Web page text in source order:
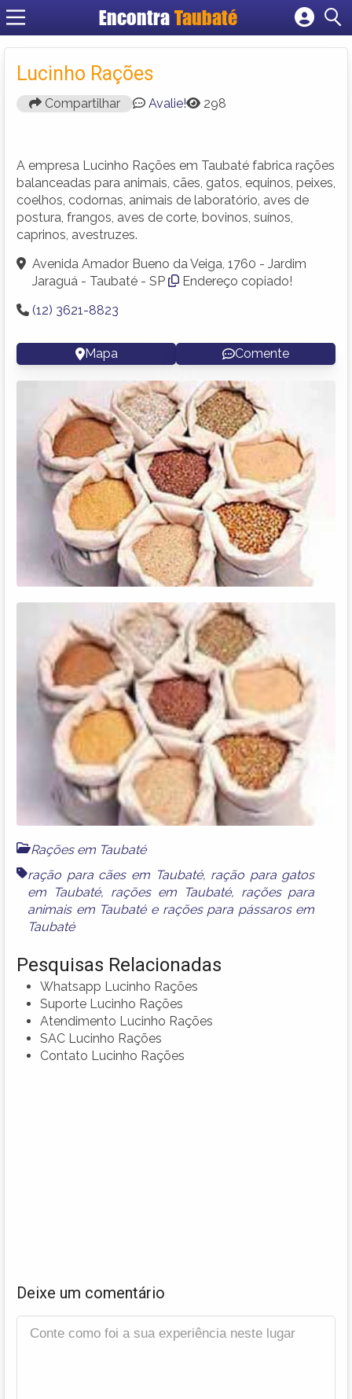
EncontraTaubaté
Cadastrar empresa
Lucinho Rações
Compartilhar Avalie! 298
A empresa Lucinho Rações em Taubaté fabrica rações
balanceadas para animais, cães, gatos, equinos, peixes,
coelhos, codornas, animais de laboratório, aves de
postura, frangos, aves de corte, bovinos, suínos,
caprinos, avestruzes.
Avenida Amador Bueno da Veiga, 1760 - Jardim
Jaraguá - Taubaté - SP
Endereço copiado!
(12) 3621-8823
Mapa Comente
Rações em Taubaté
ração para cães em Taubaté, ração para gatos
em Taubaté, rações em Taubaté, rações para
animais em Taubatée rações para pássaros em
Taubaté
Pesquisas Relacionadas
Whatsapp Lucinho Rações
Suporte Lucinho Rações
Atendimento Lucinho Rações
SAC Lucinho Rações
Contato Lucinho Rações
Deixe um comentário